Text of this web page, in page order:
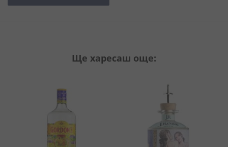
Ще харесаш още: